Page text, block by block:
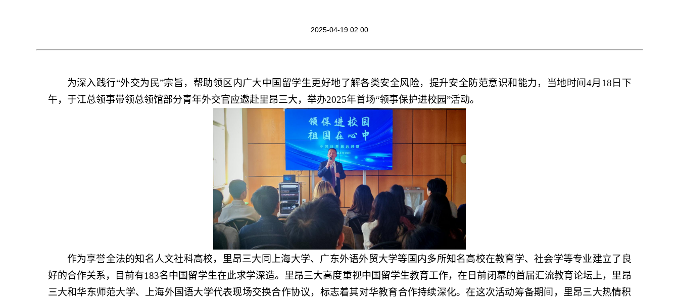
2025-04-19 02:00
为深入践行“外交为民”宗旨，帮助领区内广大中国留学生更好地了解各类安全风险，提升安全防范意识和能力，当地时间4月18日下
午，于江总领事带领总领馆部分青年外交官应邀赴里昂三大，举办2025年首场“领事保护进校园”活动。
作为享誉全法的知名人文社科高校，里昂三大同上海大学、广东外语外贸大学等国内多所知名高校在教育学、社会学等专业建立了良
好的合作关系，目前有183名中国留学生在此求学深造。里昂三大高度重视中国留学生教育工作，在日前闭幕的首届汇流教育论坛上，里昂
三大和华东师范大学、上海外国语大学代表现场交换合作协议，标志着其对华教育合作持续深化。在这次活动筹备期间，里昂三大热情积